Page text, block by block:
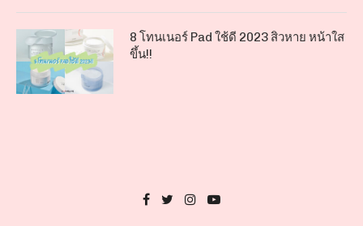
8 โทนเนอร์ Pad ใช้ดี 2023 สิวหาย หน้าใส
ขึ้น!!